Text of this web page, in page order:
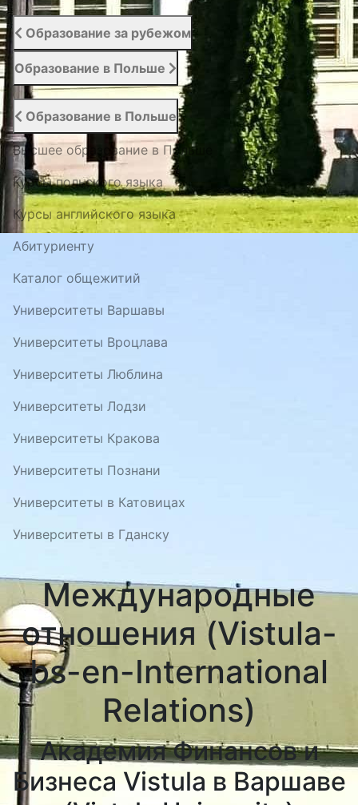
Образование за рубежом
Образование в Польше
Образование в Польше
Высшее образование в Польше
Курсы польского языка
Курсы английского языка
Абитуриенту
Каталог общежитий
Университеты Варшавы
Университеты Вроцлава
Университеты Люблина
Университеты Лодзи
Университеты Кракова
Университеты Познани
Университеты в Катовицах
Университеты в Гданску
Международные
отношения (Vistula-
bs-en-International
Relations)
Академия Финансов и
Бизнеса Vistula в Варшаве